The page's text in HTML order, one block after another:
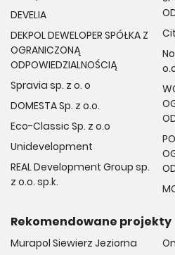
DEVELIA
DEKPOL DEWELOPER SPÓŁKA Z
OGRANICZONĄ
ODPOWIEDZIALNOŚCIĄ
Spravia sp. z o. o
DOMESTA Sp. z o.o.
Eco-Classic Sp. z o.o
Unidevelopment
REAL Development Group sp.
z o.o. sp.k.
Rekomendowane projekty
Murapol Siewierz Jeziorna